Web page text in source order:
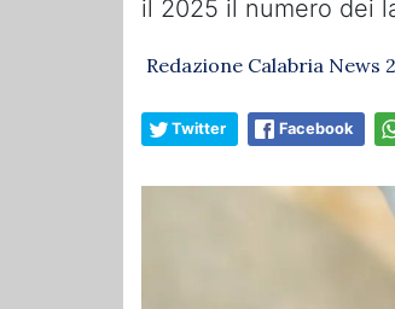
il 2025 il numero dei
Redazione Calabria News
Twitter Facebook